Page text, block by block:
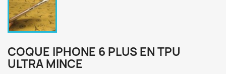
COQUE IPHONE 6 PLUS EN TPU
ULTRA MINCE